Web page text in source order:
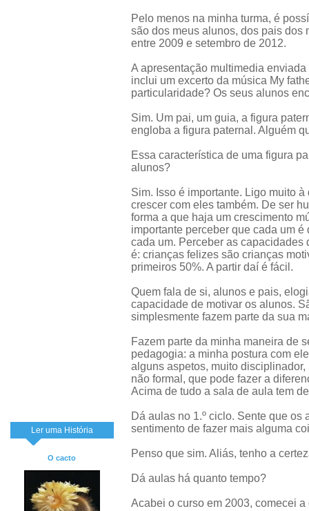
Ler uma História
O cacto
Pelo menos na minha turma, é
são dos meus alunos, dos pais dos
entre 2009 e setembro de 2012.
A apresentação multimedia
inclui um excerto da música My
particularidade? Os seus alunos
Sim. Um pai, um guia, a figura
engloba a figura paternal. Alguém
Essa característica de uma figura
alunos?
Sim. Isso é importante. Ligo muito
crescer com eles também. De ser
forma a que haja um crescimento
importante perceber que cada um
cada um. Perceber as capacidades
é: crianças felizes são crianças
primeiros 50%. A partir daí é fácil.
Quem fala de si, alunos e pais,
capacidade de motivar os alunos.
simplesmente fazem parte da sua
Fazem parte da minha maneira de
pedagogia: a minha postura com
alguns aspetos, muito
não formal, que pode fazer a
Acima de tudo a sala de aula tem
Dá aulas no 1.º ciclo. Sente que
sentimento de fazer mais alguma
Penso que sim. Aliás, tenho a
Dá aulas há quanto tempo?
Acabei o curso em 2003, comecei